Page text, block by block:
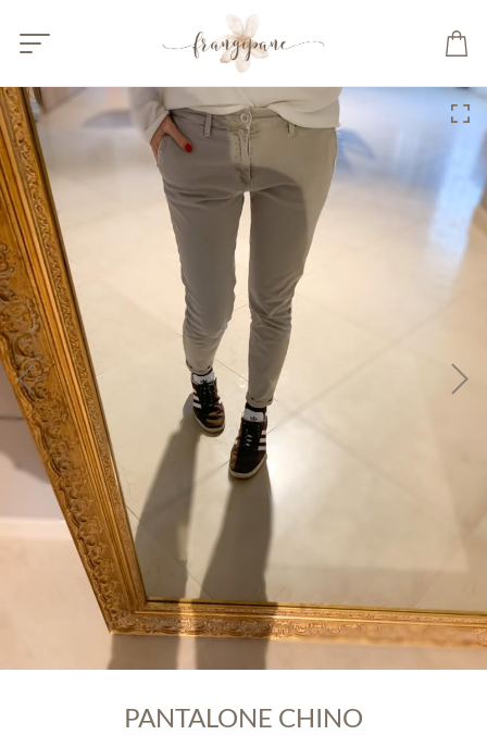
PANTALONE CHINO